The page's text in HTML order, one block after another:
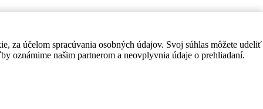
za účelom spracúvania osobných údajov. Svoj súhlas môžete udeliť
oznámime našim partnerom a neovplyvnia údaje o prehliadaní.